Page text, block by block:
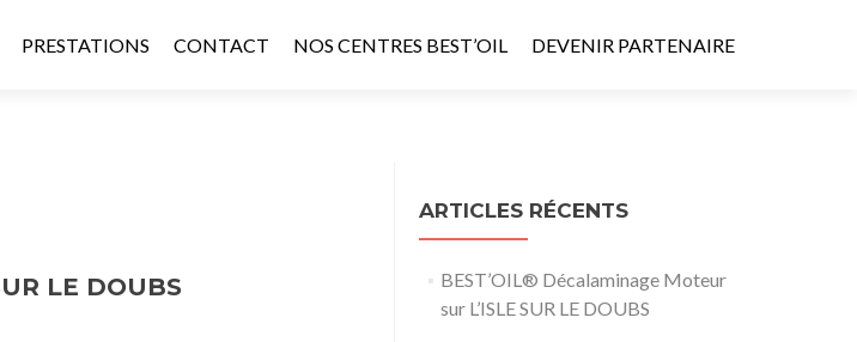
PRESTATIONS
CONTACT NOS CENTRES BEST’OIL DEVENIR PARTENAIRE
LE DOUBS
ARTICLES RÉCENTS
BEST’OIL® Décalaminage Moteur
sur L’ISLE SUR LE DOUBS